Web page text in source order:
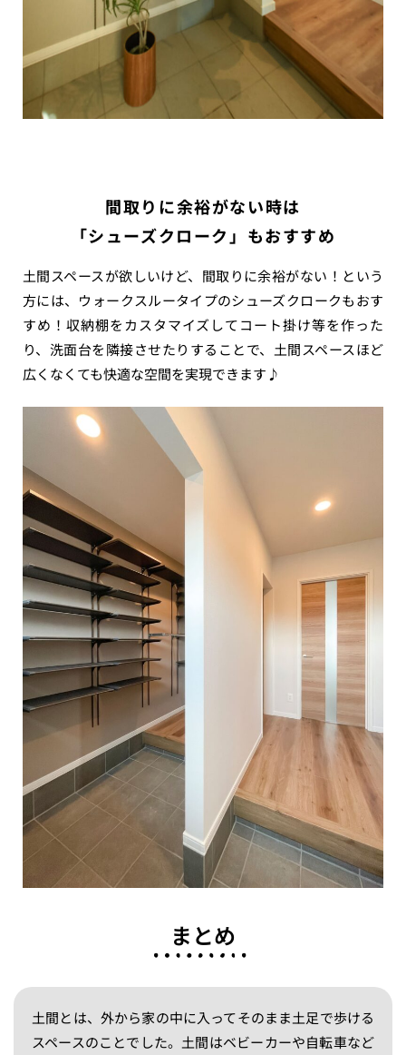
間取りに余裕がない時は
「シューズクローク」もおすすめ
土間スペースが欲しいけど、間取りに余裕がない！という
方には、ウォークスルータイプのシューズクロークもおす
すめ！収納棚をカスタマイズしてコート掛け等を作った
り、洗面台を隣接させたりすることで、土間スペースほど
広くなくても快適な空間を実現できます♪
まとめ
土間とは、外から家の中に入ってそのまま土足で歩ける
スペースのことでした。土間はベビーカーや自転車など